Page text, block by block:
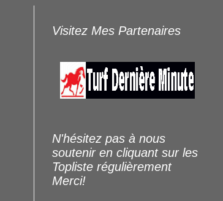
Visitez Mes Partenaires
N'hésitez pas à nous
soutenir en cliquant sur les
Topliste régulièrement
Merci!